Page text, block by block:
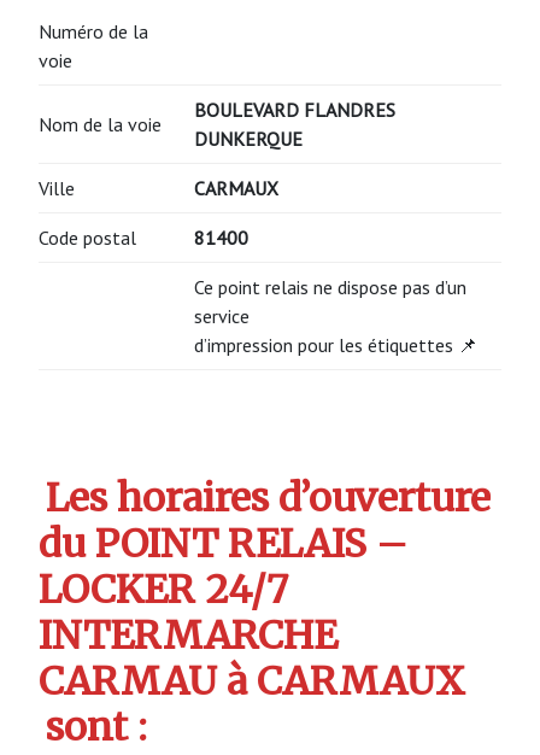
Numéro de la
voie
Nom de la voie
BOULEVARD FLANDRES
DUNKERQUE
Ville CARMAUX
Code postal 81400
Ce point relais ne dispose pas d’un
service
d’impression pour les étiquettes 📌
Les horaires d’ouverture
du POINT RELAIS –
LOCKER 24/7
INTERMARCHE
CARMAU à CARMAUX
sont :